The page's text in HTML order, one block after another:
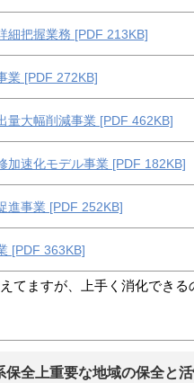
細把握業務 [PDF 213KB]
業 [PDF 272KB]
量大幅削減事業 [PDF 462KB]
加速化モデル事業 [PDF 182KB]
進事業 [PDF 252KB]
[PDF 363KB]
てますが、上手く消化でき
保全上重要な地域の保全と